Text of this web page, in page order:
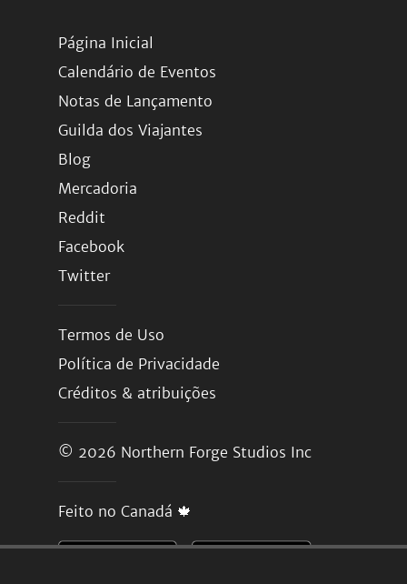
Página Inicial
Calendário de Eventos
Notas de Lançamento
Guilda dos Viajantes
Blog
Mercadoria
Reddit
Facebook
Twitter
Termos de Uso
Política de Privacidade
Créditos & atribuições
© 2026 Northern Forge Studios Inc
Feito no Canadá 🍁